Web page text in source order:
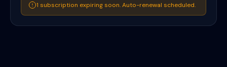
1 subscription expiring soon. Auto-renewal scheduled.